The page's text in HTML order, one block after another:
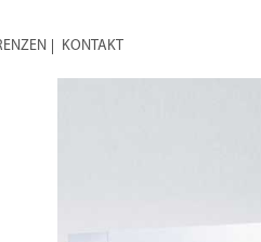
KONTAKT